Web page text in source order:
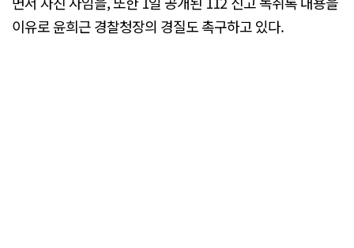
이유로 윤희근 경찰청장의 경질도 촉구하고 있다.